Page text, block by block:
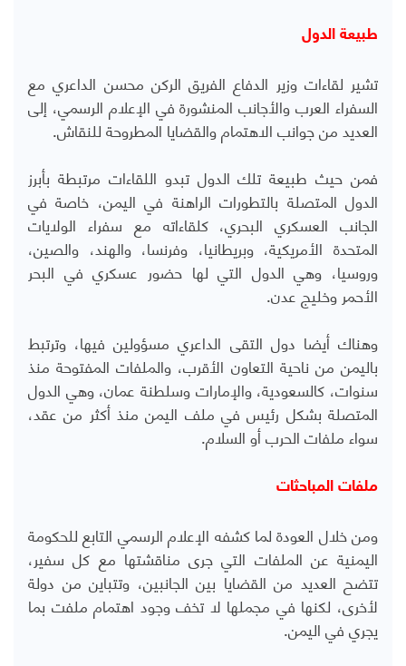
طبيعة الدول
تشير لقاءات وزير الدفاع الفريق الركن محسن الداعري مع
السفراء العرب والأجانب المنشورة في الإعلام الرسمي، إلى
العديد من جوانب الاهتمام والقضايا المطروحة للنقاش.
فمن حيث طبيعة تلك الدول تبدو اللقاءات مرتبطة بأبرز
الدول المتصلة بالتطورات الراهنة في اليمن، خاصة في
الجانب العسكري البحري، كلقاءاته مع سفراء الولايات
المتحدة الأمريكية، وبريطانيا، وفرنسا، والهند، والصين،
وروسيا، وهي الدول التي لها حضور عسكري في البحر
الأحمر وخليج عدن.
وهناك أيضا دول التقى الداعري مسؤولين فيها، وترتبط
باليمن من ناحية التعاون الأقرب، والملفات المفتوحة منذ
سنوات، كالسعودية، والإمارات وسلطنة عمان، وهي الدول
المتصلة بشكل رئيس في ملف اليمن منذ أكثر من عقد،
سواء ملفات الحرب أو السلام.
ملفات المباحثات
ومن خلال العودة لما كشفه الإعلام الرسمي التابع للحكومة
اليمنية عن الملفات التي جرى مناقشتها مع كل سفير،
تتضح العديد من القضايا بين الجانبين، وتتباين من دولة
لأخرى، لكنها في مجملها لا تخف وجود اهتمام ملفت بما
يجري في اليمن.